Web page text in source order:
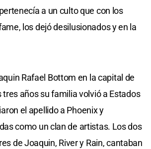
a un culto que con los
los dejó desilusionados y en la
Rafael Bottom en la capital de
tres años su familia volvió a Estados
el apellido a Phoenix y
como un clan de artistas. Los dos
de Joaquin, River y Rain, cantaban